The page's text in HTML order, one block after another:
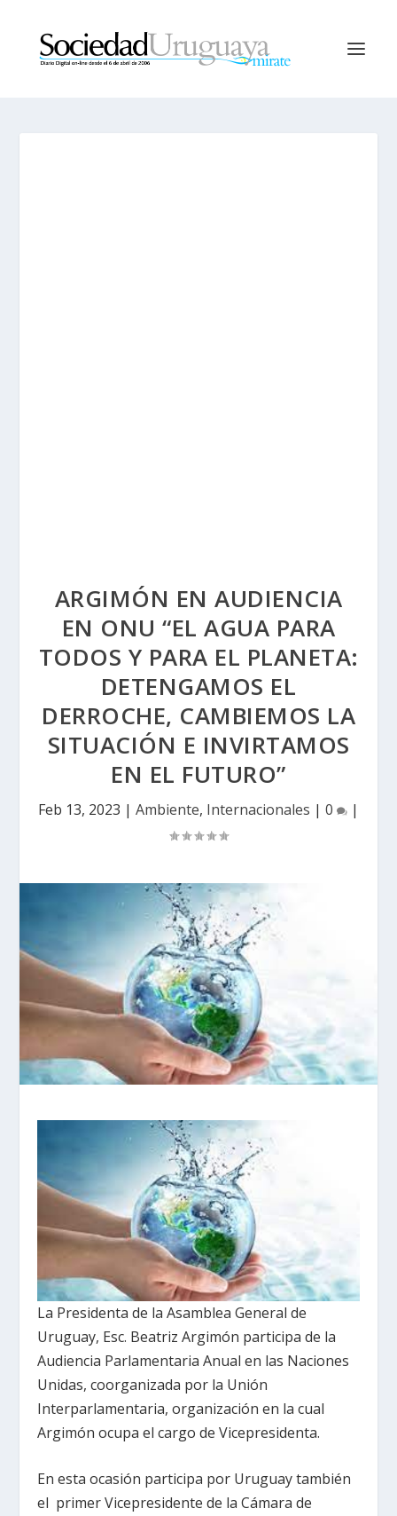
ARGIMÓN EN AUDIENCIA
EN ONU “EL AGUA PARA
TODOS Y PARA EL PLANETA:
DETENGAMOS EL
DERROCHE, CAMBIEMOS LA
SITUACIÓN E INVIRTAMOS
EN EL FUTURO”
Feb 13, 2023 | Ambiente, Internacionales | 0 |
La Presidenta de la Asamblea General de
Uruguay, Esc. Beatriz Argimón participa de la
Audiencia Parlamentaria Anual en las Naciones
Unidas, coorganizada por la Unión
Interparlamentaria, organización en la cual
Argimón ocupa el cargo de Vicepresidenta.
En esta ocasión participa por Uruguay también
el primer Vicepresidente de la Cámara de